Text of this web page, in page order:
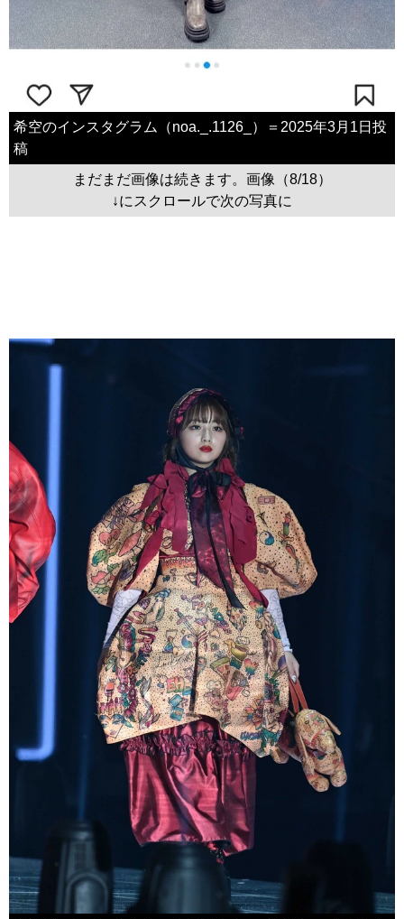
希空のインスタグラム（noa._.1126_）＝2025年3月1日投
稿
まだまだ画像は続きます。画像（8/18）
↓にスクロールで次の写真に